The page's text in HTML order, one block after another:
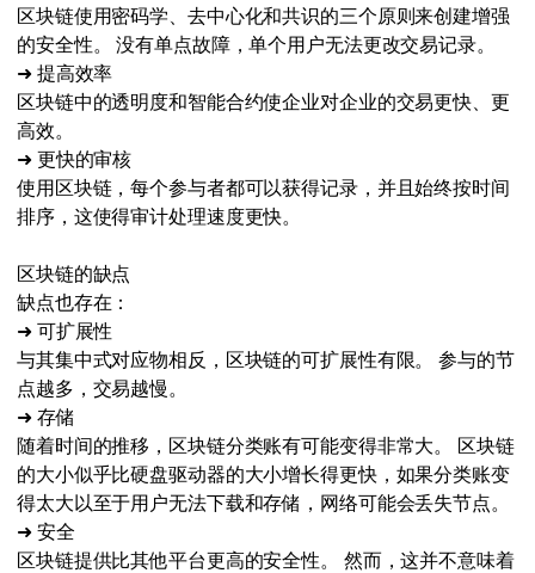
区块链使用密码学、去中心化和共识的三个原则来创建增强
的安全性。 没有单点故障，单个用户无法更改交易记录。
➜ 提高效率
区块链中的透明度和智能合约使企业对企业的交易更快、更
高效。
➜ 更快的审核
使用区块链，每个参与者都可以获得记录，并且始终按时间
排序，这使得审计处理速度更快。
区块链的缺点
缺点也存在：
➜ 可扩展性
与其集中式对应物相反，区块链的可扩展性有限。 参与的节
点越多，交易越慢。
➜ 存储
随着时间的推移，区块链分类账有可能变得非常大。 区块链
的大小似乎比硬盘驱动器的大小增长得更快，如果分类账变
得太大以至于用户无法下载和存储，网络可能会丢失节点。
➜ 安全
区块链提供比其他平台更高的安全性。 然而，这并不意味着